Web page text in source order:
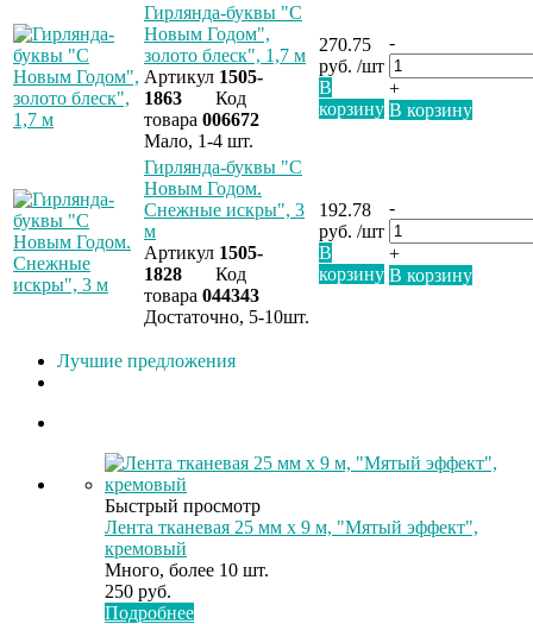
Гирлянда-буквы "С
Новым Годом",
золото блеск", 1,7 м
Артикул 1505-
1863 Код
товара 006672
Мало, 1-4 шт.
270.75
руб. /шт
В
корзину
-
+
В корзину
Гирлянда-буквы "С
Новым Годом.
Снежные искры", 3
м
Артикул 1505-
1828 Код
товара 044343
Достаточно, 5-10шт.
192.78
руб. /шт
В
корзину
-
+
В корзину
Лучшие предложения
Быстрый просмотр
Лента тканевая 25 мм х 9 м, "Мятый эффект",
кремовый
Много, более 10 шт.
250 руб.
Подробнее